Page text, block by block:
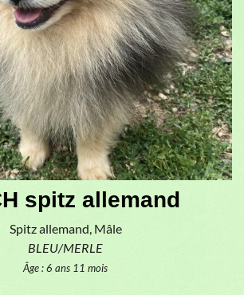
spitz allemand
Spitz allemand, Mâle
BLEU/MERLE
Âge : 6 ans 11 mois